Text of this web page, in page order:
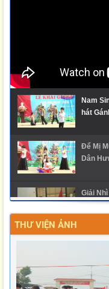
Nam
hát
Để Mị
Dân
Giải
Nghĩa
Ngày
THƯ VIỆN ẢNH